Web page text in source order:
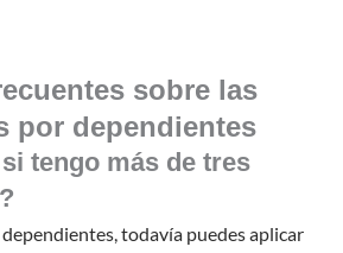
sobre las
por dependientes
tengo más de tres
todavía puedes aplicar